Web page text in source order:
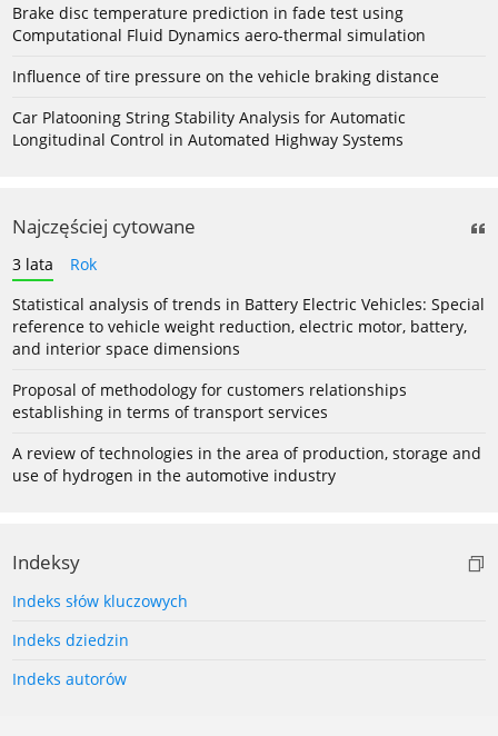
Brake disc temperature prediction in fade test using
Computational Fluid Dynamics aero-thermal simulation
Influence of tire pressure on the vehicle braking distance
Car Platooning String Stability Analysis for Automatic
Longitudinal Control in Automated Highway Systems
Najczęściej cytowane
3 lata
Rok
Statistical analysis of trends in Battery Electric Vehicles: Special
reference to vehicle weight reduction, electric motor, battery,
and interior space dimensions
Proposal of methodology for customers relationships
establishing in terms of transport services
A review of technologies in the area of production, storage and
use of hydrogen in the automotive industry
Indeksy
Indeks słów kluczowych
Indeks dziedzin
Indeks autorów